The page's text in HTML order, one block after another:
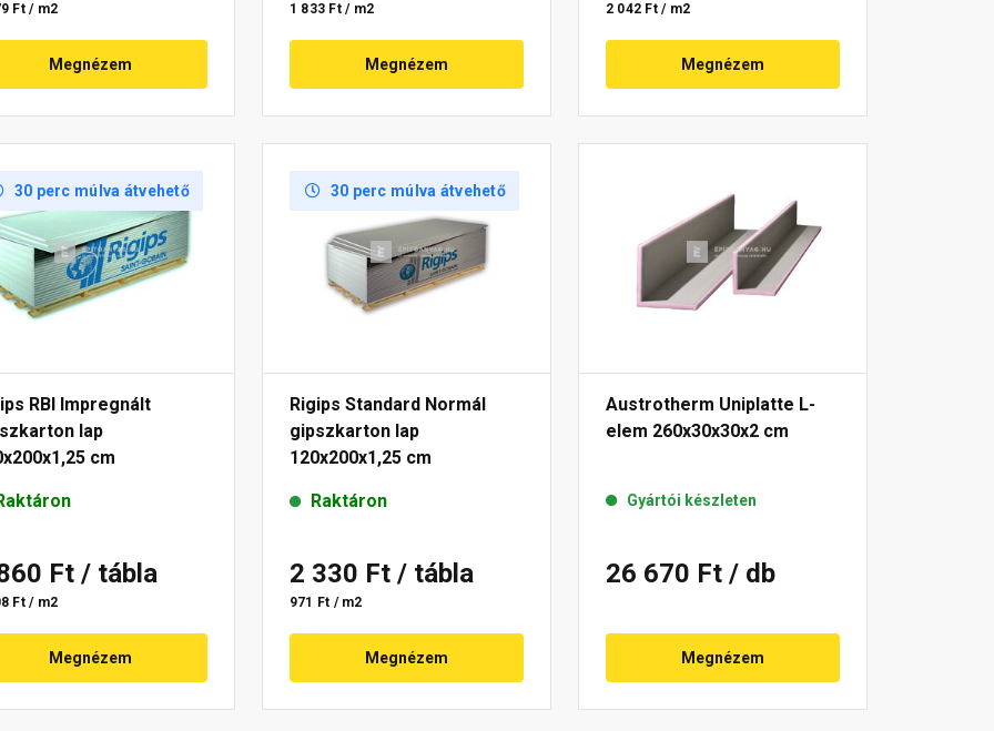
Ft / m2
Megnézem
1 833 Ft / m2
Megnézem
2 042 Ft / m2
Megnézem
30 perc múlva átvehető
RBI Impregnált
lap
cm
Ft / tábla
Ft / m2
Megnézem
30 perc múlva átvehető
Rigips Standard Normál
gipszkarton lap
120x200x1,25 cm
Raktáron
2 330 Ft / tábla
971 Ft / m2
Megnézem
Austrotherm Uniplatte L-
elem 260x30x30x2 cm
Gyártói készleten
26 670 Ft / db
Megnézem